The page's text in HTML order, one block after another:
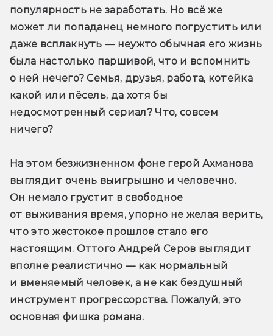
популярность не заработать. Но всё же
может ли попаданец немного погрустить или
даже всплакнуть — неужто обычная его жизнь
была настолько паршивой, что и вспомнить
о ней нечего? Семья, друзья, работа, котейка
какой или пёсель, да хотя бы
недосмотренный сериал? Что, совсем
ничего?
На этом безжизненном фоне герой Ахманова
выглядит очень выигрышно и человечно.
Он немало грустит в свободное
от выживания время, упорно не желая верить,
что это жестокое прошлое стало его
настоящим. Оттого Андрей Серов выглядит
вполне реалистично — как нормальный
и вменяемый человек, а не как бездушный
инструмент прогрессорства. Пожалуй, это
основная фишка романа.